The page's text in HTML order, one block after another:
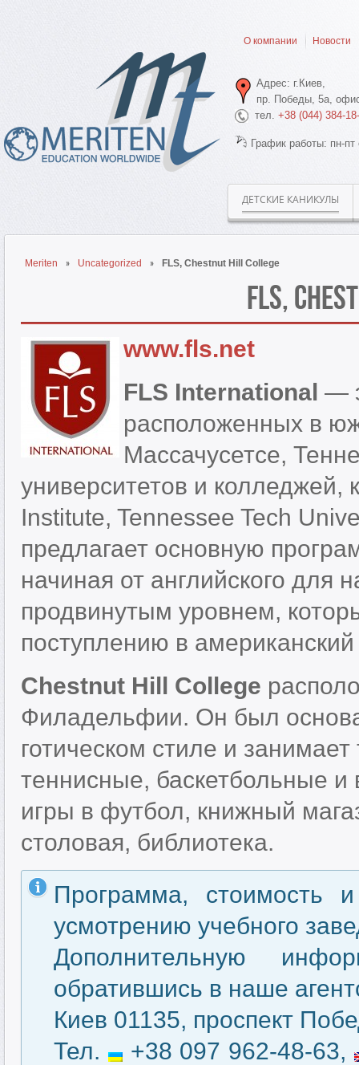
О компании Новости
Адрес: г.Киев,
пр. Победы, 5а,
тел. +38 (044) 384-
График работы: пн-
ДЕТСКИЕ КАНИКУЛЫ
Meriten Uncategorized FLS, Chestnut Hill College
FLS,
www.fls.net
FLS International —
расположенных в
Массачусетсе,
университетов и колледжей,
Institute, Tennessee Tech
предлагает основную
начиная от английского для
продвинутым уровнем,
поступлению в
Chestnut Hill College
Филадельфии. Он был
готическом стиле и
теннисные, баскетбольные
игры в футбол, книжный
столовая, библиотека.
Программа, стоимость
усмотрению учебного
Дополнительную
обратившись в наше
Киев 01135, проспект
Тел.
+38 097 962-48-63,